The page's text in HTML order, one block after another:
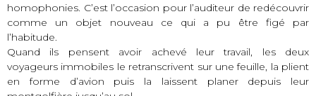
homophonies. C’est l’occasion pour l’auditeur de redécouvrir
comme un objet nouveau ce qui a pu être figé par
l’habitude.
Quand ils pensent avoir achevé leur travail, les deux
voyageurs immobiles le retranscrivent sur une feuille, la plient
en forme d’avion puis la laissent planer depuis leur